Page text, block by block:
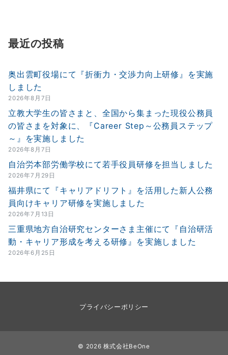
最近の投稿
奥出雲町役場にて『折衝力・交渉力向上研修』を実施
しました
2026年8月7日
立教大学生の皆さまと、全国から集まった現役公務員
の皆さまを対象に、『Career Step～公務員ステップ
～』を実施しました
2026年8月7日
自治労本部労働学校にて若手役員研修を担当しました
2026年7月29日
福井県にて『キャリアドリフト』を活用した新人公務
員向けキャリア研修を実施しました
2026年7月13日
三重県地方自治研究センターさま主催にて『自治研活
動・キャリア形成を考える研修』を実施しました
2026年6月25日
プライバシーポリシー
© 2026 株式会社BeOne